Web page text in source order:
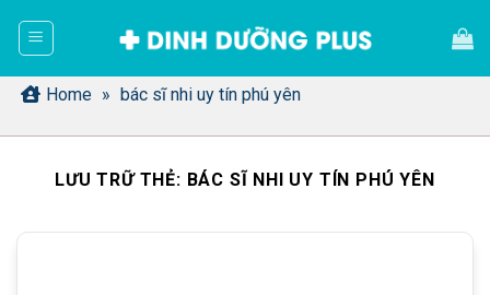
dung Home » bác sĩ nhi uy tín phú yên
LƯU TRỮ THẺ: BÁC SĨ NHI UY TÍN PHÚ YÊN